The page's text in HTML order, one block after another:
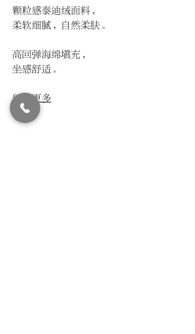
颗粒感泰迪绒面料，
柔软细腻，自然柔肤。
高回弹海绵填充，
坐感舒适。
阅读更多